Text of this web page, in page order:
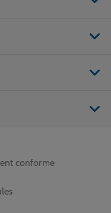
conforme